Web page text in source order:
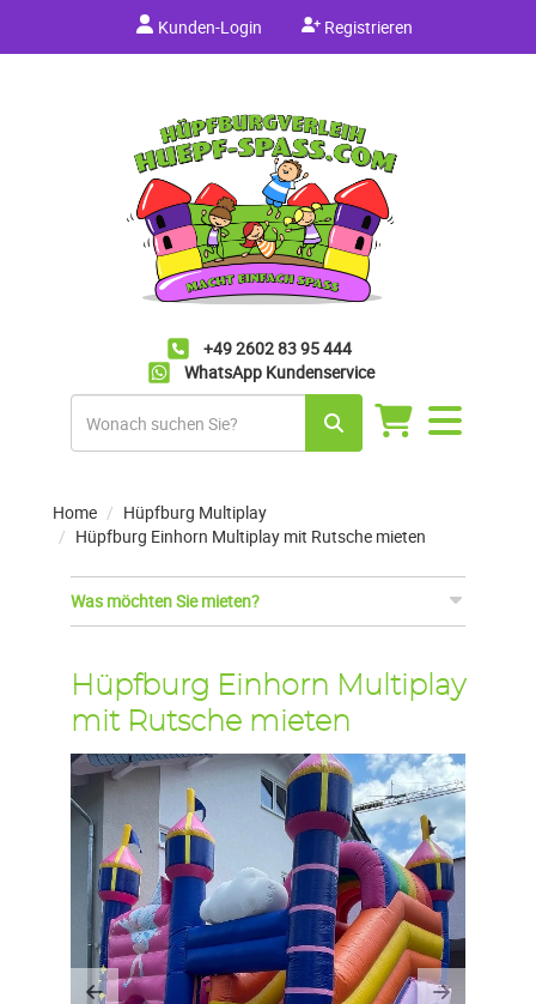
Kunden-Login Registrieren
+49 2602 83 95 444
WhatsApp Kundenservice
Navigation
umschalten
Home
Hüpfburg Multiplay
Hüpfburg Einhorn Multiplay mit Rutsche mieten
Was möchten Sie mieten?
Hüpfburg Einhorn Multiplay
mit Rutsche mieten